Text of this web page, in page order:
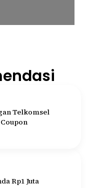
Telkomsel
Rp1 Juta